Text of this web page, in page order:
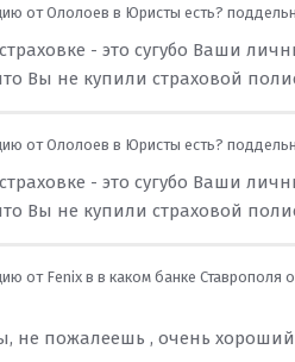
отОлолоев в Юристы есть?
- это сугубо Ваши
Вы не купили страховой
отОлолоев в Юристы есть?
- это сугубо Ваши
Вы не купили страховой
от Fenix вв каком банке Ставрополя
не пожалеешь , очень